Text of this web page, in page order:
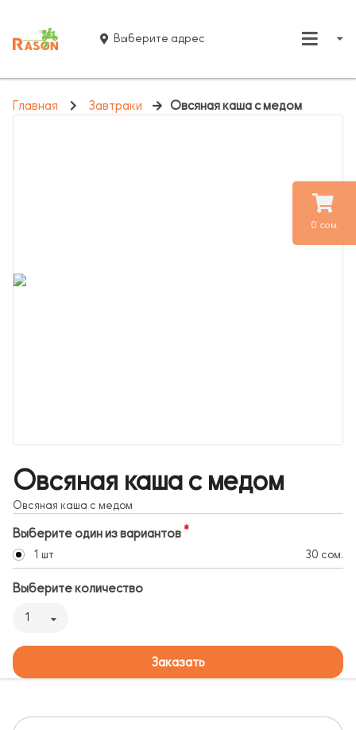
0 сом.
Выберите адрес
Главная Завтраки Овсяная каша с медом
Овсяная каша с медом
Овсяная каша с медом
Выберите один из вариантов
1 шт 30 сом.
Выберите количество
1
Заказать